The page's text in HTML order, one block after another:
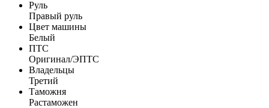
Руль
Правый руль
Цвет машины
Белый
ПТС
Оригинал/ЭПТС
Владельцы
Третий
Таможня
Растаможен